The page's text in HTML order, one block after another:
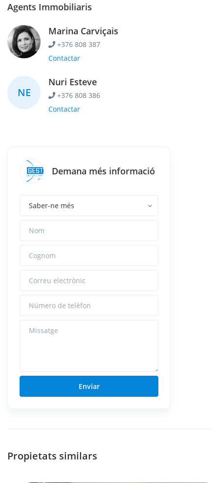
Agents Immobiliaris
Marina Carviçais
+376 808 387
Contactar
NE
Nuri Esteve
+376 808 386
Contactar
Demana més informació
Correu electrònic
Número de telèfon
Missatge
Enviar
Propietats similars